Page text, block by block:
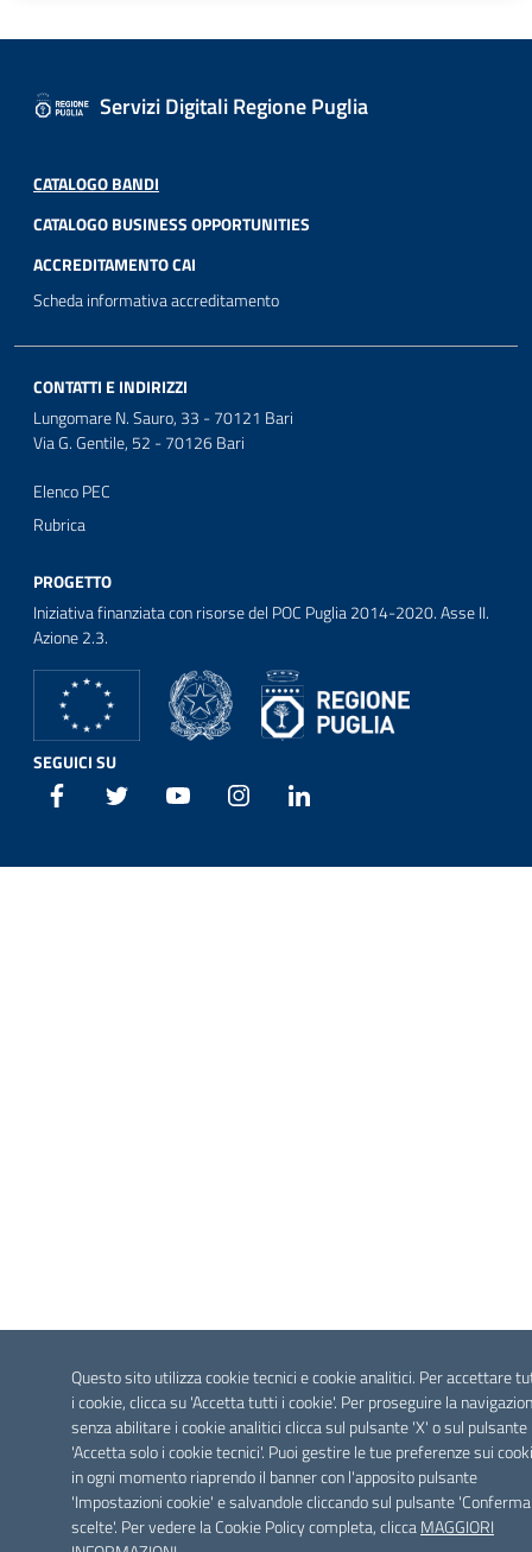
Questo sito utilizza cookie tecnici e cookie analitici. Per accettare
i cookie, clicca su 'Accetta tutti i cookie'. Per proseguire la
senza abilitare i cookie analitici clicca sul pulsante 'X' o sul pulsante
'Accetta solo i cookie tecnici'. Puoi gestire le tue preferenze sui
in ogni momento riaprendo il banner con l'apposito pulsante
'Impostazioni cookie' e salvandole cliccando sul pulsante
scelte'. Per vedere la Cookie Policy completa, cliccaMAGGIORI
Servizi Digitali Regione Puglia
CATALOGO BANDI
CATALOGO BUSINESS OPPORTUNITIES
ACCREDITAMENTO CAI
Scheda informativa accreditamento
CONTATTI E INDIRIZZI
Lungomare N. Sauro, 33 - 70121 Bari
Via G. Gentile, 52 - 70126 Bari
Elenco PEC
Rubrica
PROGETTO
Iniziativa finanziata con risorse del POC Puglia 2014-2020. Asse II.
Azione 2.3.
SEGUICI SU
Facebook Twitter Youtube Instagram